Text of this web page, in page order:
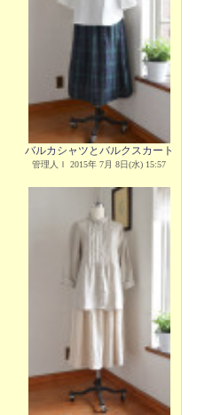
バルカシャツとバルクスカート
管理人Ｉ 2015年 7月 8日(水) 15:57